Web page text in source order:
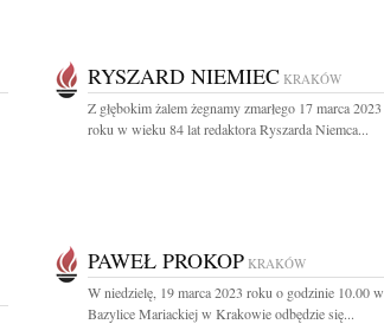
RYSZARD NIEMIEC KRAKÓW
Z głębokim żalem żegnamy zmarłego 17 marca 2023
roku w wieku 84 lat redaktora Ryszarda Niemca...
PAWEŁ PROKOP KRAKÓW
W niedzielę, 19 marca 2023 roku o godzinie 10.00 w
Bazylice Mariackiej w Krakowie odbędzie się...